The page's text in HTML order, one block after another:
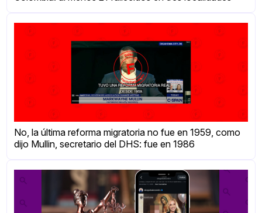
No, la última reforma migratoria no fue en 1959, como
dijo Mullin, secretario del DHS: fue en 1986